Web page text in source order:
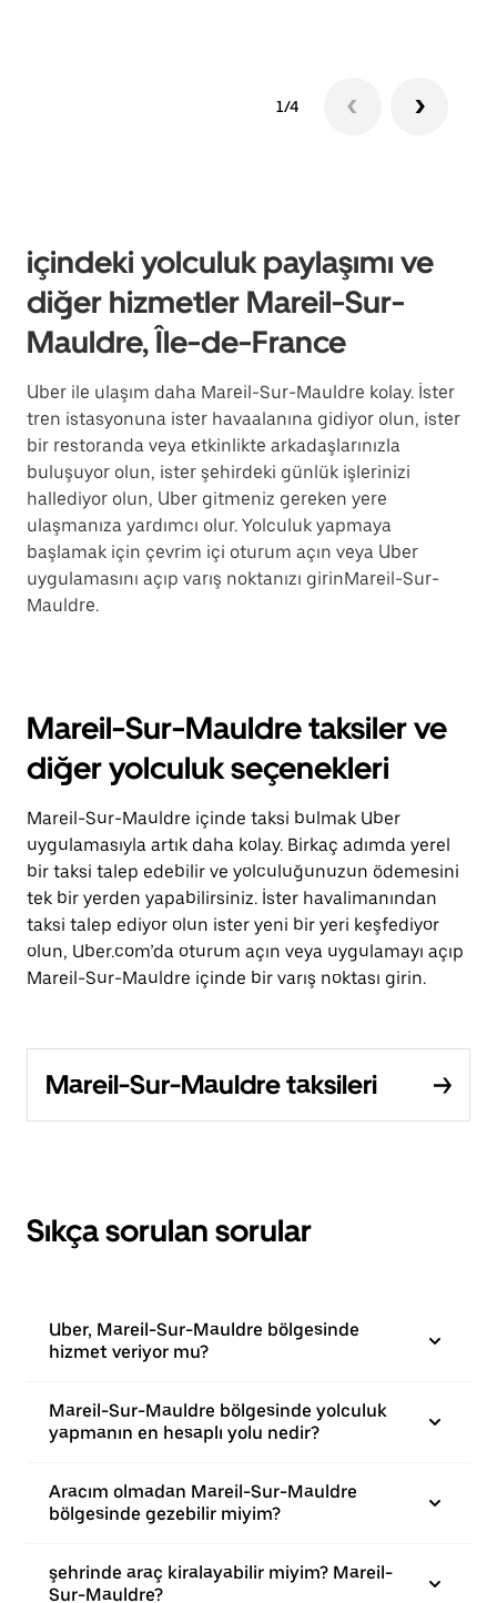
1/4
içindeki yolculuk paylaşımı ve
diğer hizmetler Mareil-Sur-
Mauldre, Île-de-France
Uber ile ulaşım daha Mareil-Sur-Mauldre kolay. İster
tren istasyonuna ister havaalanına gidiyor olun, ister
bir restoranda veya etkinlikte arkadaşlarınızla
buluşuyor olun, ister şehirdeki günlük işlerinizi
hallediyor olun, Uber gitmeniz gereken yere
ulaşmanıza yardımcı olur. Yolculuk yapmaya
başlamak için çevrim içi oturum açın veya Uber
uygulamasını açıp varış noktanızı girinMareil-Sur-
Mauldre.
Mareil-Sur-Mauldre taksiler ve
diğer yolculuk seçenekleri
Mareil-Sur-Mauldre içinde taksi bulmak Uber
uygulamasıyla artık daha kolay. Birkaç adımda yerel
bir taksi talep edebilir ve yolculuğunuzun ödemesini
tek bir yerden yapabilirsiniz. İster havalimanından
taksi talep ediyor olun ister yeni bir yeri keşfediyor
olun, Uber.com’da oturum açın veya uygulamayı açıp
Mareil-Sur-Mauldre içinde bir varış noktası girin.
Mareil-Sur-Mauldre taksileri
Sıkça sorulan sorular
Uber, Mareil-Sur-Mauldre bölgesinde
hizmet veriyor mu?
Mareil-Sur-Mauldre bölgesinde yolculuk
yapmanın en hesaplı yolu nedir?
Aracım olmadan Mareil-Sur-Mauldre
bölgesinde gezebilir miyim?
şehrinde araç kiralayabilir miyim? Mareil-
Sur-Mauldre?